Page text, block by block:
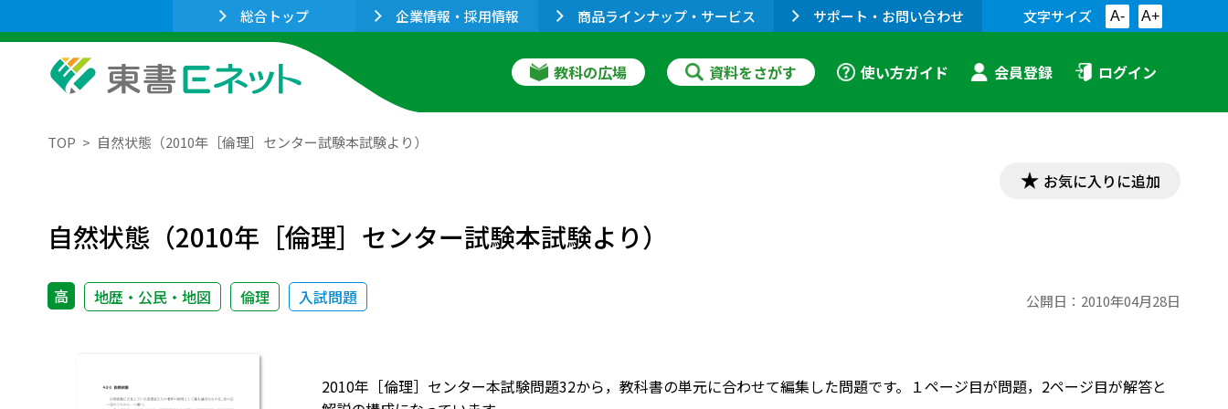
総合トップ 企業情報・採用情報 商品ラインナップ・サービス サポート・お問い合わせ 文字サイズ A- A+
教科の広場 資料をさがす 使い方ガイド 会員登録 ログイン
TOP 自然状態（2010年［倫理］センター試験本試験より）
お気に入りに追加
自然状態（2010年［倫理］センター試験本試験より）
高 地歴・公民・地図 倫理 入試問題 公開日： 2010年04月28日
2010年［倫理］センター本試験問題32から，教科書の単元に合わせて編集した問題です。１ページ目が問題，2ページ目が解答と